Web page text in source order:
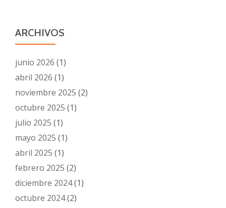
ARCHIVOS
junio 2026 (1)
abril 2026 (1)
noviembre 2025 (2)
octubre 2025 (1)
julio 2025 (1)
mayo 2025 (1)
abril 2025 (1)
febrero 2025 (2)
diciembre 2024(1)
octubre 2024(2)